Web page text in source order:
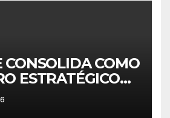
CONSOLIDA COMO
ESTRATÉGICO
DE